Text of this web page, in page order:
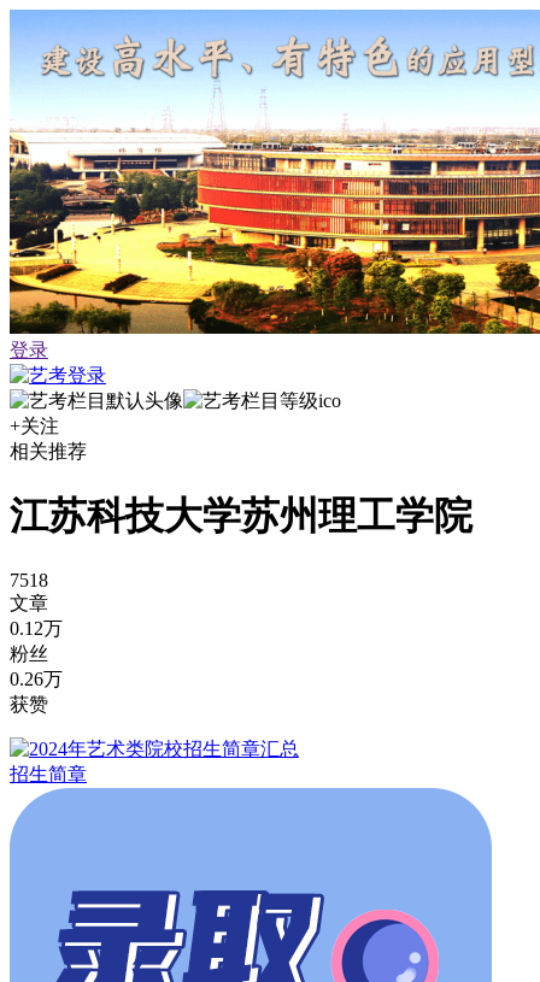
登录
+关注
相关推荐
江苏科技大学苏州理工学院
7518
文章
0.12万
粉丝
0.26万
获赞
招生简章